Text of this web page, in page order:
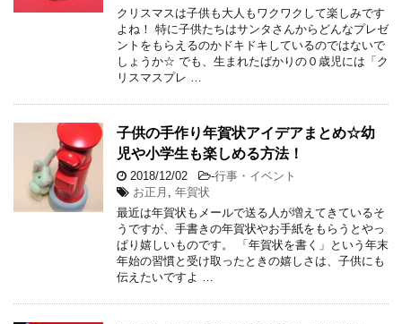
クリスマスは子供も大人もワクワクして楽しみです
よね！ 特に子供たちはサンタさんからどんなプレゼ
ントをもらえるのかドキドキしているのではないで
しょうか☆ でも、生まれたばかりの０歳児には「ク
リスマスプレ …
子供の手作り年賀状アイデアまとめ☆幼
児や小学生も楽しめる方法！
2018/12/02 -行事・イベント
お正月
年賀状
最近は年賀状もメールで送る人が増えてきているそ
うですが、手書きの年賀状やお手紙をもらうとやっ
ぱり嬉しいものです。 「年賀状を書く」という年末
年始の習慣と受け取ったときの嬉しさは、子供にも
伝えたいですよ …